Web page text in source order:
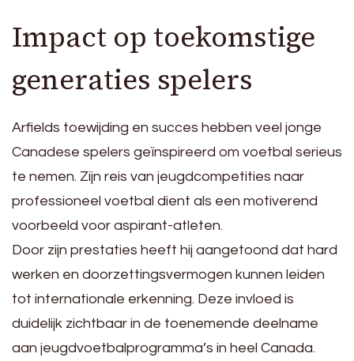
Impact op toekomstige
generaties spelers
Arfields toewijding en succes hebben veel jonge
Canadese spelers geïnspireerd om voetbal serieus
te nemen. Zijn reis van jeugdcompetities naar
professioneel voetbal dient als een motiverend
voorbeeld voor aspirant-atleten.
Door zijn prestaties heeft hij aangetoond dat hard
werken en doorzettingsvermogen kunnen leiden
tot internationale erkenning. Deze invloed is
duidelijk zichtbaar in de toenemende deelname
aan jeugdvoetbalprogramma’s in heel Canada.